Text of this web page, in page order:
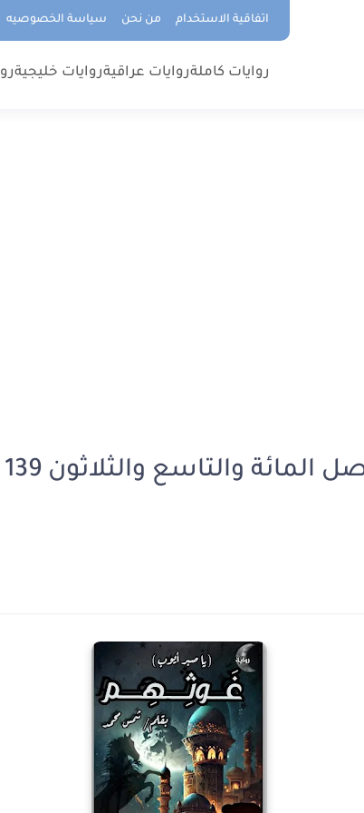
اتفاقية الاستخدام من نحن سياسة الخصوصيه
روايات كاملةروايات عراقيةروايات خليجية